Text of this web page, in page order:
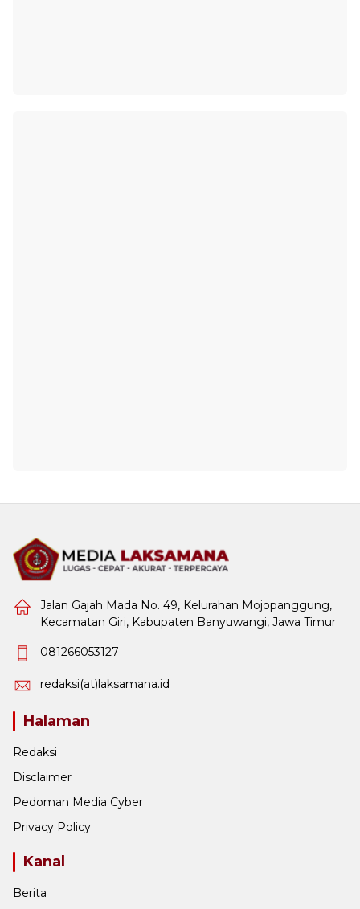
Jalan Gajah Mada No. 49, Kelurahan Mojopanggung,
Kecamatan Giri, Kabupaten Banyuwangi, Jawa Timur
081266053127
redaksi(at)laksamana.id
Halaman
Redaksi
Disclaimer
Pedoman Media Cyber
Privacy Policy
Kanal
Berita